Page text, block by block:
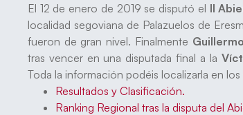
El 12 de enero de 2019 se disputó el II
localidad segoviana de Palazuelos de
fueron de gran nivel. Finalmente
tras vencer en una disputada final a la
Toda la información podéis localizarla en
Resultados y Clasificación.
Ranking Regional tras la disputa del